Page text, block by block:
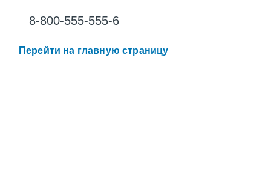
8-800-555-555-6
Перейти на главную страницу